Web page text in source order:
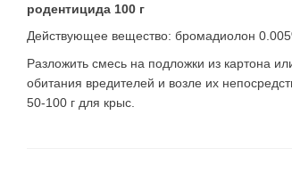
родентицида 100 г
Действующее вещество: бромадиолон
Разложить смесь на подложки из картона
обитания вредителей и возле их
50-100 г для крыс.